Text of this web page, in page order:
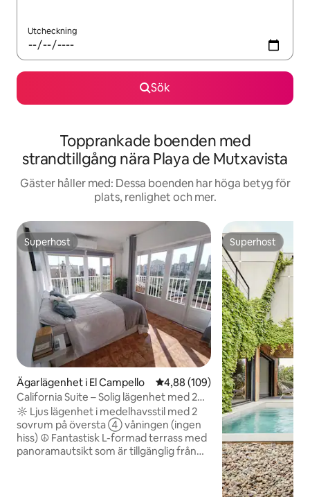
Utcheckning
Sök
Topprankade boenden med
strandtillgång nära Playa de Mutxavista
Gäster håller med: Dessa boenden har höga betyg för
plats, renlighet och mer.
Superhost
Superhost
Ägarlägenhet i El Campello 4,88 av 5 i genomsnittligt
4,88 (109)
California Suite – Solig lägenhet med 2
sovrum hela dagen.
☼ Ljus lägenhet i medelhavsstil med 2
sovrum på översta ➃ våningen (ingen
hiss) ☮ Fantastisk L-formad terrass med
panoramautsikt som är tillgänglig från
Superhost
Superhost